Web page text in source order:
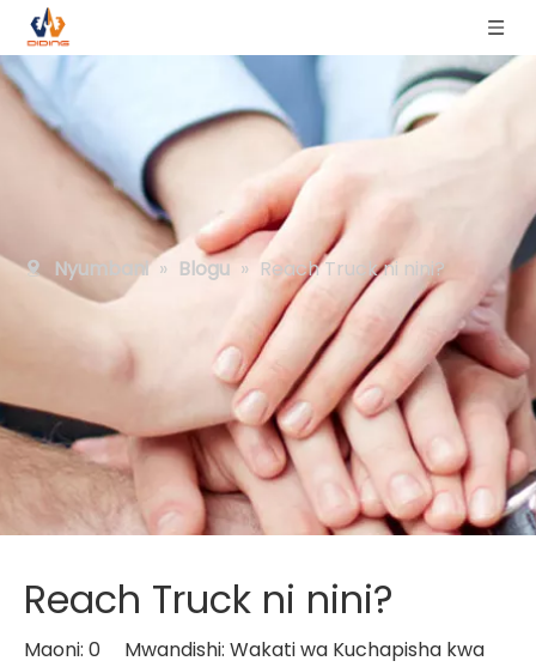
Nyumbani » Blogu » Reach Truck ni nini?
Reach Truck ni nini?
Maoni: 0 Mwandishi: Wakati wa Kuchapisha kwa